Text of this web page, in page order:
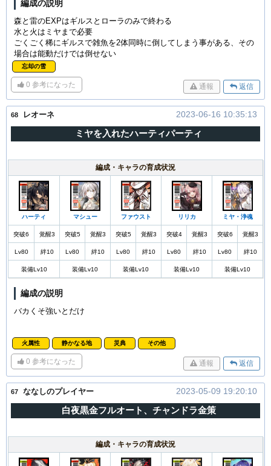
編成の説明
森と雷のEXPはギルスとローラのみで終わる
水と火はミヤまで必要
ごくごく稀にギルスで雑魚を2体同時に倒してしまう事がある、その
場合は能動だけでは倒せない
忘却の雪
0 参考になった 返信
通報
68 レオーネ 2023-06-16 10:35:13
ミヤを入れたハーティパーティ
編成・キャラの育成状況
ハーティ マシュー ファウスト リリカ ミヤ・浄魂
突破6 覚醒3 突破5 覚醒3 突破5 覚醒3 突破4 覚醒3 突破6 覚醒3
Lv80 絆10 Lv80 絆10 Lv80 絆10 Lv80 絆10 Lv80 絆10
装備Lv10 装備Lv10 装備Lv10 装備Lv10 装備Lv10
編成の説明
バカくそ強いとだけ
火属性 静かなる地 災典 その他
0 参考になった 返信
通報
67 ななしのプレイヤー 2023-05-09 19:20:10
白夜黒金フルオート、チャンドラ金策
編成・キャラの育成状況